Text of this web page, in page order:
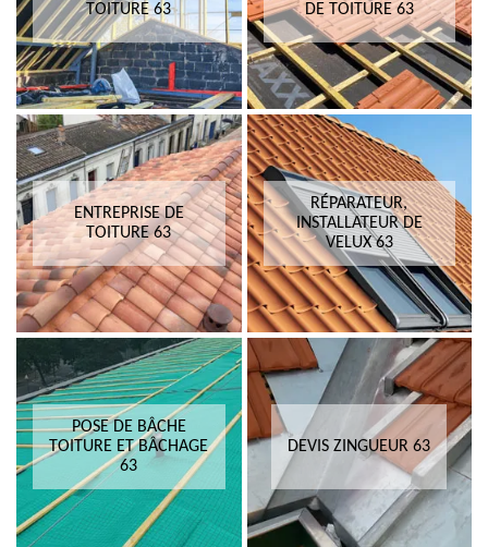
TOITURE 63
DE TOITURE 63
ENTREPRISE DE
TOITURE 63
RÉPARATEUR,
INSTALLATEUR DE
VELUX 63
POSE DE BÂCHE
TOITURE ET BÂCHAGE
63
DEVIS ZINGUEUR 63